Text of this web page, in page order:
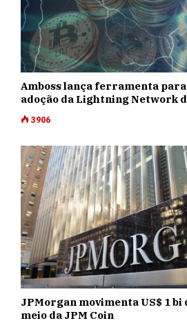
Amboss lança ferramenta
adoção da Lightning Network
3906
JPMorgan movimenta US$ 1
meio da JPM Coin